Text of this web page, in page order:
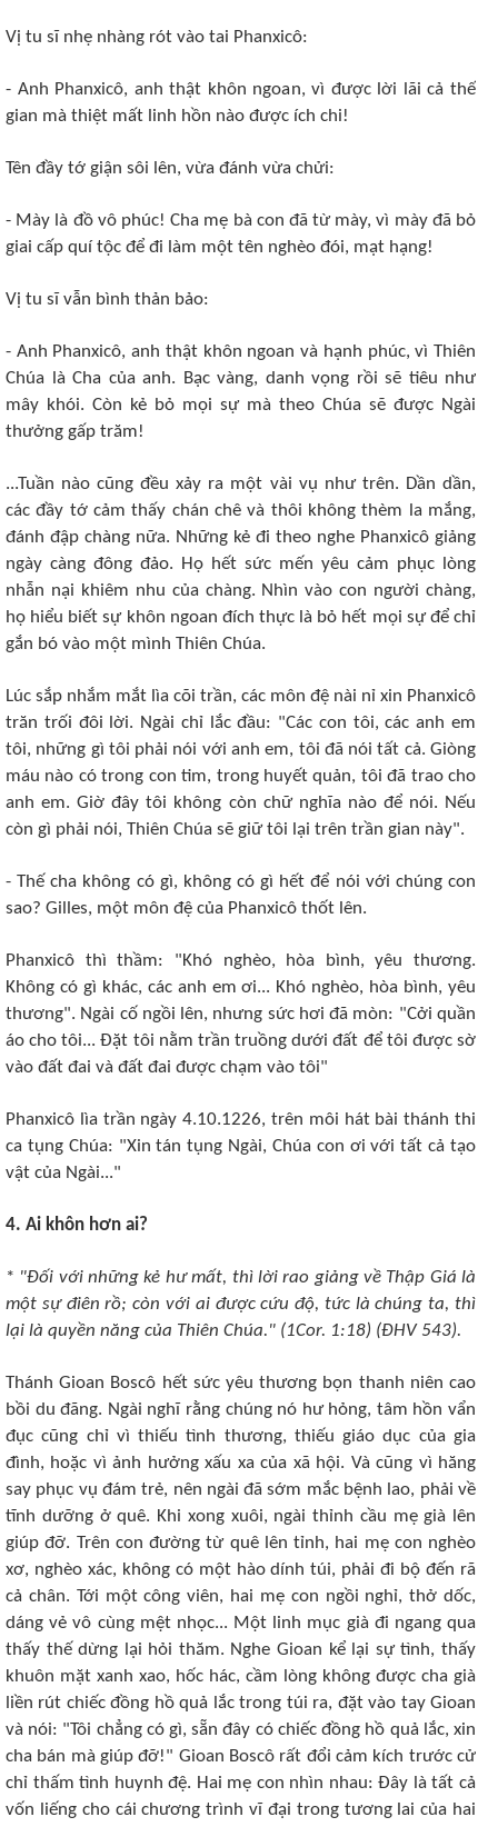
Vị tu sĩ nhẹ nhàng rót vào tai Phanxicô:
- Anh Phanxicô, anh thật khôn ngoan, vì được lời lãi cả thế
gian mà thiệt mất linh hồn nào được ích chi!
Tên đầy tớ giận sôi lên, vừa đánh vừa chửi:
- Mày là đồ vô phúc! Cha mẹ bà con đã từ mày, vì mày đã bỏ
giai cấp quí tộc để đi làm một tên nghèo đói, mạt hạng!
Vị tu sĩ vẫn bình thản bảo:
- Anh Phanxicô, anh thật khôn ngoan và hạnh phúc, vì Thiên
Chúa là Cha của anh. Bạc vàng, danh vọng rồi sẽ tiêu như
mây khói. Còn kẻ bỏ mọi sự mà theo Chúa sẽ được Ngài
thưởng gấp trăm!
...Tuần nào cũng đều xảy ra một vài vụ như trên. Dần dần,
các đầy tớ cảm thấy chán chê và thôi không thèm la mắng,
đánh đập chàng nữa. Những kẻ đi theo nghe Phanxicô giảng
ngày càng đông đảo. Họ hết sức mến yêu cảm phục lòng
nhẫn nại khiêm nhu của chàng. Nhìn vào con người chàng,
họ hiểu biết sự khôn ngoan đích thực là bỏ hết mọi sự để chỉ
gắn bó vào một mình Thiên Chúa.
Lúc sắp nhắm mắt lìa cõi trần, các môn đệ nài nỉ xin Phanxicô
trăn trối đôi lời. Ngài chỉ lắc đầu: "Các con tôi, các anh em
tôi, những gì tôi phải nói với anh em, tôi đã nói tất cả. Giòng
máu nào có trong con tim, trong huyết quản, tôi đã trao cho
anh em. Giờ đây tôi không còn chữ nghĩa nào để nói. Nếu
còn gì phải nói, Thiên Chúa sẽ giữ tôi lại trên trần gian này".
- Thế cha không có gì, không có gì hết để nói với chúng con
sao? Gilles, một môn đệ của Phanxicô thốt lên.
Phanxicô thì thầm: "Khó nghèo, hòa bình, yêu thương.
Không có gì khác, các anh em ơi... Khó nghèo, hòa bình, yêu
thương". Ngài cố ngồi lên, nhưng sức hơi đã mòn: "Cởi quần
áo cho tôi... Ðặt tôi nằm trần truồng dưới đất để tôi được sờ
vào đất đai và đất đai được chạm vào tôi"
Phanxicô lìa trần ngày 4.10.1226, trên môi hát bài thánh thi
ca tụng Chúa: "Xin tán tụng Ngài, Chúa con ơi với tất cả tạo
vật của Ngài..."
4. Ai khôn hơn ai?
* "Ðối với những kẻ hư mất, thì lời rao giảng về Thập Giá là
một sự điên rồ; còn với ai được cứu độ, tức là chúng ta, thì
lại là quyền năng của Thiên Chúa." (1Cor. 1:18) (ÐHV 543).
Thánh Gioan Boscô hết sức yêu thương bọn thanh niên cao
bồi du đãng. Ngài nghĩ rằng chúng nó hư hỏng, tâm hồn vẩn
đục cũng chỉ vì thiếu tình thương, thiếu giáo dục của gia
đình, hoặc vì ảnh hưởng xấu xa của xã hội. Và cũng vì hăng
say phục vụ đám trẻ, nên ngài đã sớm mắc bệnh lao, phải về
tĩnh dưỡng ở quê. Khi xong xuôi, ngài thỉnh cầu mẹ già lên
giúp đỡ. Trên con đường từ quê lên tỉnh, hai mẹ con nghèo
xơ, nghèo xác, không có một hào dính túi, phải đi bộ đến rã
cả chân. Tới một công viên, hai mẹ con ngồi nghỉ, thở dốc,
dáng vẻ vô cùng mệt nhọc... Một linh mục già đi ngang qua
thấy thế dừng lại hỏi thăm. Nghe Gioan kể lại sự tình, thấy
khuôn mặt xanh xao, hốc hác, cầm lòng không được cha già
liền rút chiếc đồng hồ quả lắc trong túi ra, đặt vào tay Gioan
và nói: "Tôi chẳng có gì, sẵn đây có chiếc đồng hồ quả lắc, xin
cha bán mà giúp đỡ!" Gioan Boscô rất đổi cảm kích trước cử
chỉ thấm tình huynh đệ. Hai mẹ con nhìn nhau: Ðây là tất cả
vốn liếng cho cái chương trình vĩ đại trong tương lai của hai